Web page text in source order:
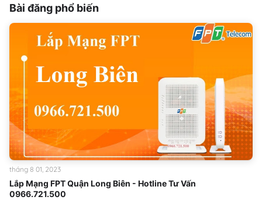
Bài đăng phổ biến
Lắp Mạng FPT Quận Long Biên - Hotline Tư Vấn
0966.721.500
tháng 8 01, 2023